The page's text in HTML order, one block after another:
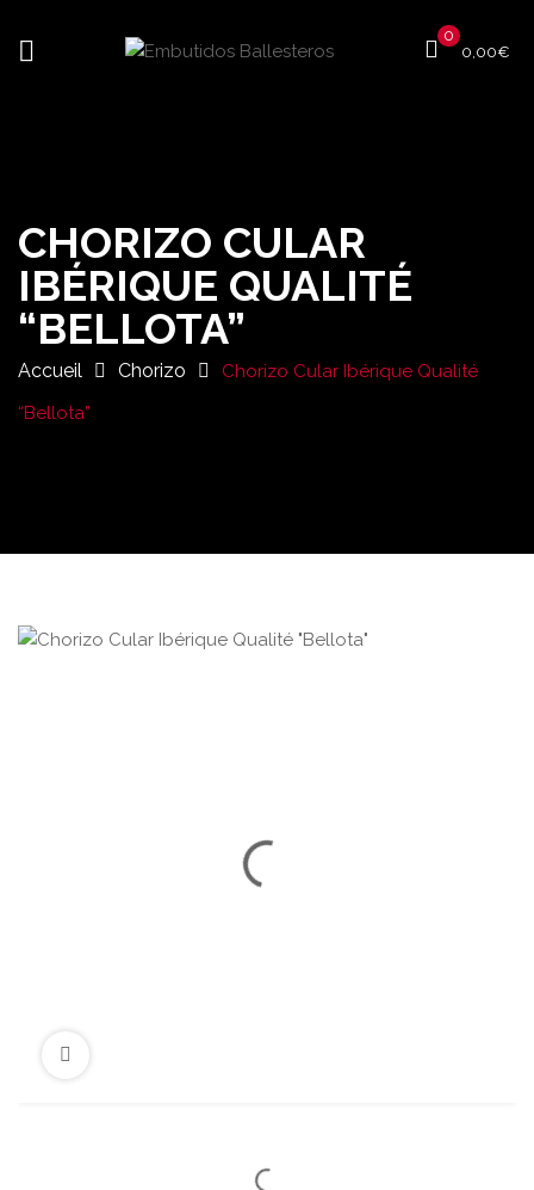
0
0,00€
CHORIZO CULAR
IBÉRIQUE QUALITÉ
“BELLOTA”
Accueil Chorizo
Chorizo Cular Ibérique Qualité
“Bellota”